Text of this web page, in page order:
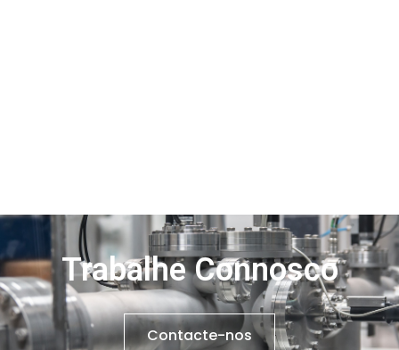
Trabalhe Connosco
Contacte-nos